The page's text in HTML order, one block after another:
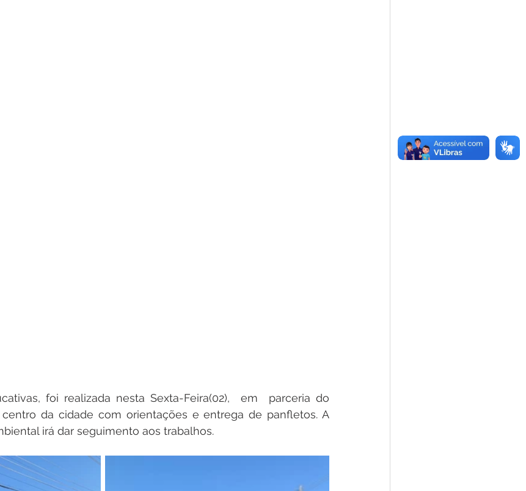
foi realizada nesta Sexta-Feira(02),  em  parceria do
da cidade com orientações e entrega de panfletos. A
irá dar seguimento aos trabalhos.